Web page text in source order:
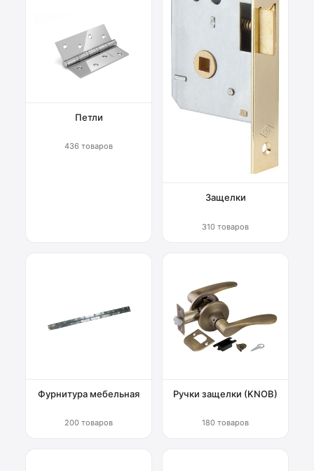
Петли
436 товаров
Защелки
310 товаров
Фурнитура мебельная
200 товаров
Ручки защелки (KNOB)
180 товаров